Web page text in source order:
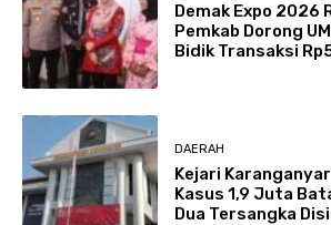
Demak Expo 2026
Pemkab Dorong
Bidik Transaksi
DAERAH
Kejari
Kasus 1,9 Juta
Dua Tersangka